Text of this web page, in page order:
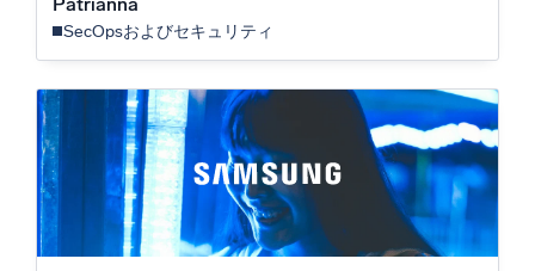
SecOpsおよびセキュリティ